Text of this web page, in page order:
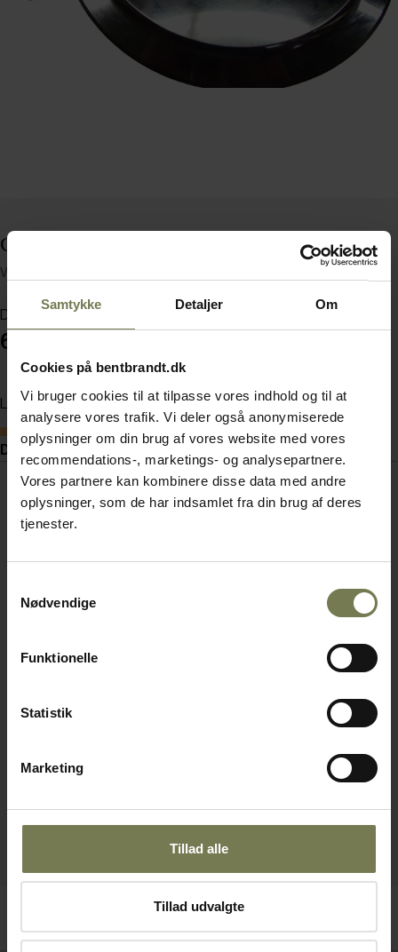
Samtykke Detaljer Om
Cookies på bentbrandt.dk
Vi bruger cookies til at tilpasse vores indhold og til at
analysere vores trafik. Vi deler også anonymiserede
oplysninger om din brug af vores website med vores
recommendations-, marketings- og analysepartnere.
Vores partnere kan kombinere disse data med andre
oplysninger, som de har indsamlet fra din brug af deres
tjenester.
Nødvendige
Funktionelle
Statistik
Marketing
Tillad alle
Tillad udvalgte
Graef klinge, 220 mm
Varenummer: 61131001
Din pris (ekskl. moms)
614,00 kr./stk.
Læg i kurv
Bestillingsvare
Dokumenter